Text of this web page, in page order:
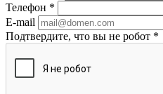
Телефон *
E-mail
Подтвердите, что вы не робот *